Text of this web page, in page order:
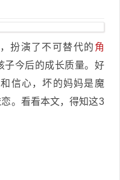
扮演了不可替代的 角
子今后的成长质量。好
信心，坏的妈妈是魔
。看看本文，得知这3